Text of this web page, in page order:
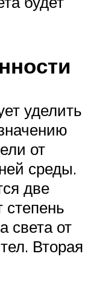
уделить
от
среды.
две
света от
Вторая